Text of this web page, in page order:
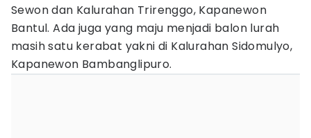
Sewon dan Kalurahan Trirenggo, Kapanewon
Bantul. Ada juga yang maju menjadi balon lurah
masih satu kerabat yakni di Kalurahan Sidomulyo,
Kapanewon Bambanglipuro.